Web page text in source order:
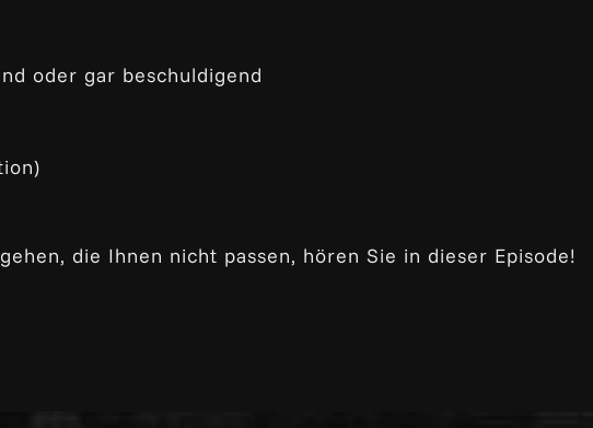
oder gar beschuldigend
die Ihnen nicht passen, hören Sie in dieser Episode!